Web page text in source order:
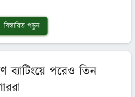
বিস্তারিত পড়ুন
ব্যাটিংয়ে পরেও তিন